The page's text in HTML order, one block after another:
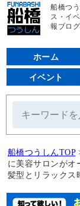
船橋つ
ス・イ
報ブロ
ホーム
イベント
船橋つうしんTOP
に美容サロンがオ
髪型とリラックス